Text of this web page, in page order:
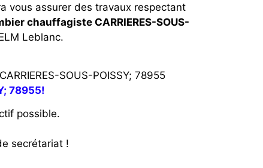
vous assurer des travaux respectant
chauffagiste CARRIERES-SOUS-
Leblanc.
SOUS-POISSY; 78955
78955!
possible.
secrétariat !